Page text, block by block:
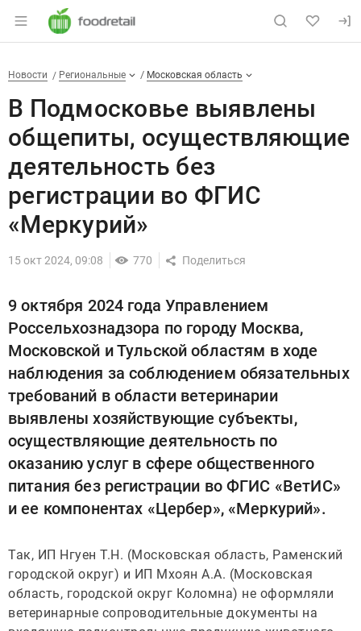
Раздел навигации по сайту
В Подмосковье выявлены
Новости
Разделы
Новости Региональные Московская область
В Подмосковье выявлены
общепиты, осуществляющие
деятельность без
регистрации во ФГИС
«Меркурий»
15 окт 2024, 09:08 770
9 октября 2024 года Управлением
Россельхознадзора по городу Москва,
Московской и Тульской областям в ходе
наблюдения за соблюдением обязательных
требований в области ветеринарии
выявлены хозяйствующие субъекты,
осуществляющие деятельность по
оказанию услуг в сфере общественного
питания без регистрации во ФГИС «ВетИС»
и ее компонентах «Цербер», «Меркурий».
Так, ИП Нгуен Т.Н. (Московская область, Раменский
городской округ) и ИП Мхоян А.А. (Московская
область, городской округ Коломна) не оформляли
ветеринарные сопроводительные документы на